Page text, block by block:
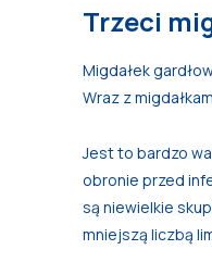
Trzeci
Migdałek
Wraz z
Jest to bardzo
obronie przed
są niewielkie
mniejszą liczbą